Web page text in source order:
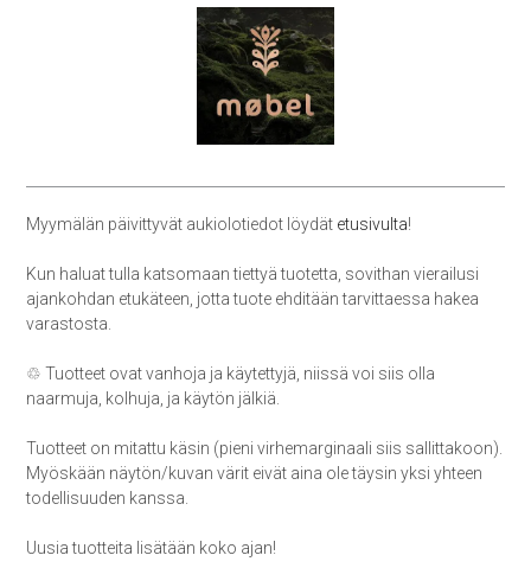
Myymälän päivittyvät aukiolotiedot löydät etusivulta!
Kun haluat tulla katsomaan tiettyä tuotetta, sovithan vierailusi
ajankohdan etukäteen, jotta tuote ehditään tarvittaessa hakea
varastosta.
♲ Tuotteet ovat vanhoja ja käytettyjä, niissä voi siis olla
naarmuja, kolhuja, ja käytön jälkiä.
Tuotteet on mitattu käsin (pieni virhemarginaali siis sallittakoon).
Myöskään näytön/kuvan värit eivät aina ole täysin yksi yhteen
todellisuuden kanssa.
Uusia tuotteita lisätään koko ajan!